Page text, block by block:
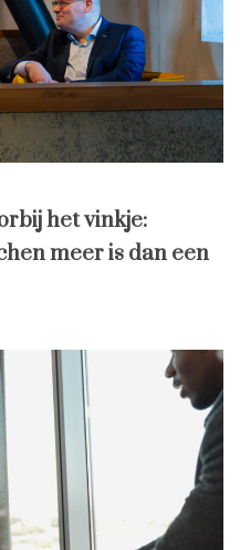
het vinkje:
meer is dan een